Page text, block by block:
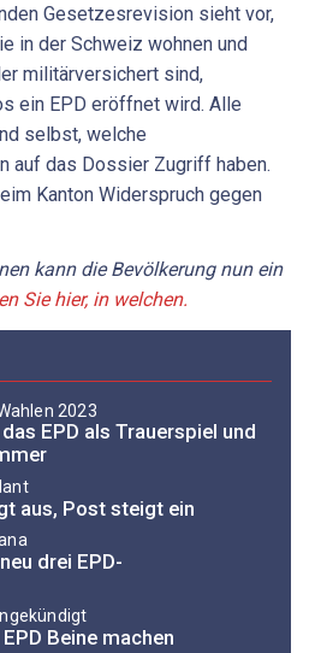
Gesetzesrevision sieht vor,
in der Schweiz wohnen und
militärversichert sind,
ein EPD eröffnet wird. Alle
selbst, welche
auf das Dossier Zugriff haben.
Kanton Widerspruch gegen
kann die Bevölkerung nun ein
Sie hier, in welchen.
2023
EPD als Trauerspiel und
aus, Post steigt ein
drei EPD-
Beine machen